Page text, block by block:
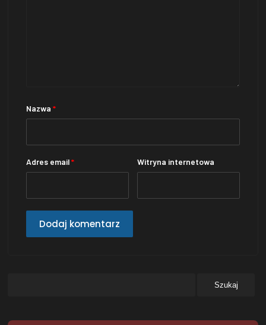
Nazwa*
Adres email* Witryna internetowa